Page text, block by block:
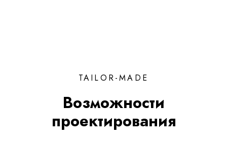
TAILOR-MADE
Возможности
проектирования